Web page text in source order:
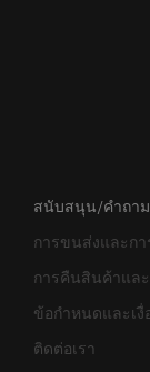
สนับสนุน/คำถา
การขนส่งและกา
การคืนสินค้าแล
ข้อกำหนดและเ
ติดต่อเรา